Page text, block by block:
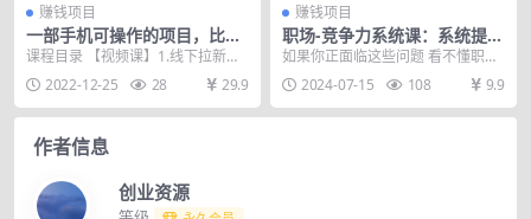
赚钱项目
一部手机可操作的项目，比较
热门的项目利润很高
课程目录 【视频课】1.线下拉新先
导课.mp4 【视频课】2.线下拉新ap
p是什...
2022-12-25 28 29.9
赚钱项目
职场-竞争力系统课：系统提升
竞争力（24节-职场课）
如果你正面临这些问题 看不懂职场
规则、抓不住利益要害小则当下吃
亏、大则长期内耗徒...
2024-07-15 108 9.9
作者信息
创业资源